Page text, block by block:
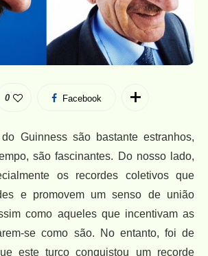
0 Facebook
Guinness são bastante estranhos,
são fascinantes. Do nosso lado,
os recordes coletivos que
e promovem um senso de união
como aqueles que incentivam as
se como são. No entanto, foi de
este turco conquistou um recorde